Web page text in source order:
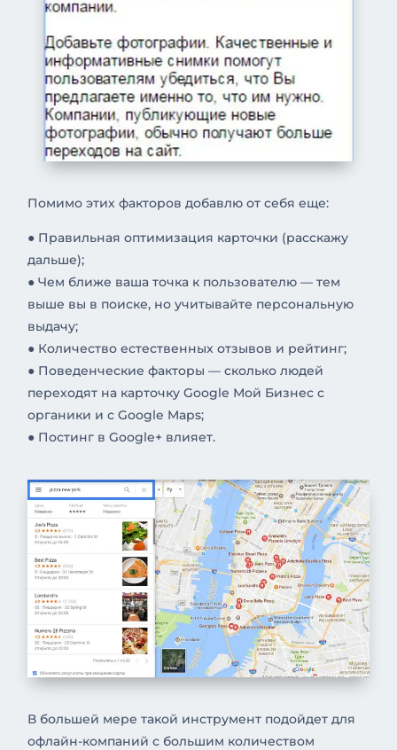
Помимо этих факторов добавлю от себя еще:
● Правильная оптимизация карточки (расскажу
дальше);
● Чем ближе ваша точка к пользователю — тем
выше вы в поиске, но учитывайте персональную
выдачу;
● Количество естественных отзывов и рейтинг;
● Поведенческие факторы — сколько людей
переходят на карточку Google Мой Бизнес с
органики и с Google Maps;
● Постинг в Google+ влияет.
В большей мере такой инструмент подойдет для
офлайн-компаний с большим количеством